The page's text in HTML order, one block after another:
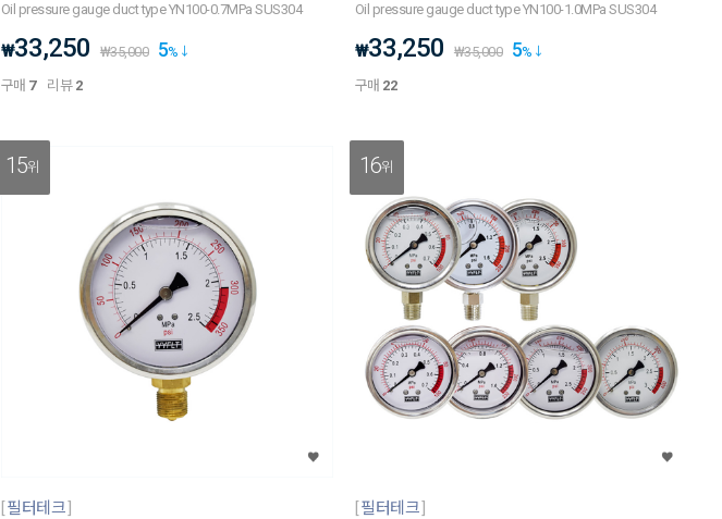
Oil pressure gauge duct type YN100-0.7MPa SUS304
₩33,250 ₩35,000 5%
구매 7 리뷰 2
Oil pressure gauge duct type YN100-1.0MPa SUS304
₩33,250 ₩35,000 5%
구매 22
15위
필터테크
16위
필터테크